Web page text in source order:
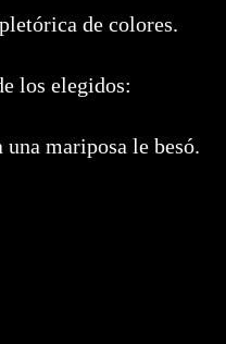
de colores.
los elegidos:
mariposa le besó.